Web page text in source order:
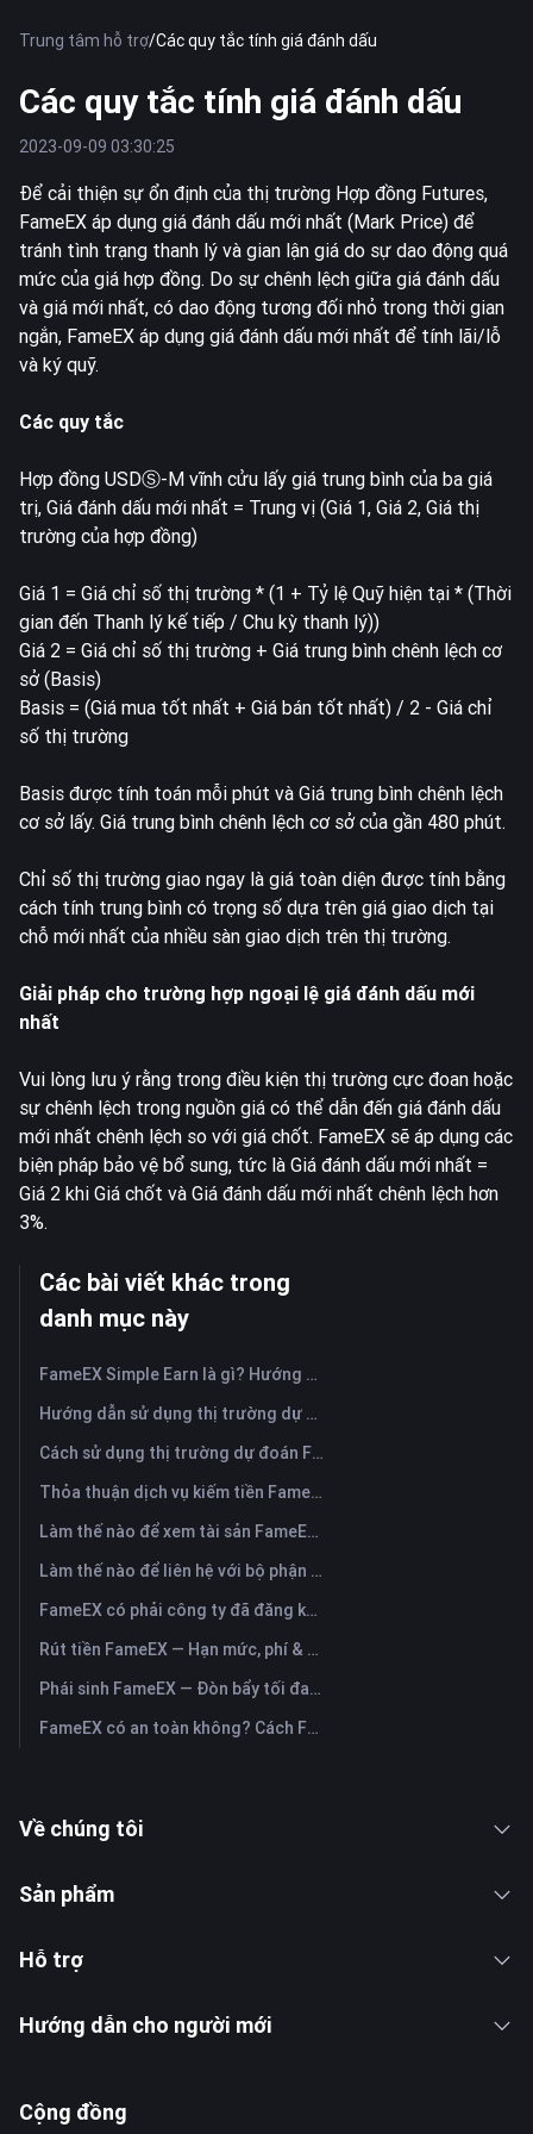
Trung tâm hỗ trợ/Các quy tắc tính giá đánh dấu
Các quy tắc tính giá đánh dấu
2023-09-09 03:30:25
Để cải thiện sự ổn định của thị trường Hợp đồng Futures,
FameEX áp dụng giá đánh dấu mới nhất (Mark Price) để
tránh tình trạng thanh lý và gian lận giá do sự dao động quá
mức của giá hợp đồng. Do sự chênh lệch giữa giá đánh dấu
và giá mới nhất, có dao động tương đối nhỏ trong thời gian
ngắn, FameEX áp dụng giá đánh dấu mới nhất để tính lãi/lỗ
và ký quỹ.
Các quy tắc
Hợp đồng USDⓈ-M vĩnh cửu lấy giá trung bình của ba giá
trị, Giá đánh dấu mới nhất = Trung vị (Giá 1, Giá 2, Giá thị
trường của hợp đồng)
Giá 1 = Giá chỉ số thị trường * (1 + Tỷ lệ Quỹ hiện tại * (Thời
gian đến Thanh lý kế tiếp / Chu kỳ thanh lý))
Giá 2 = Giá chỉ số thị trường + Giá trung bình chênh lệch cơ
sở (Basis)
Basis = (Giá mua tốt nhất + Giá bán tốt nhất) / 2 - Giá chỉ
số thị trường
Basis được tính toán mỗi phút và Giá trung bình chênh lệch
cơ sở lấy. Giá trung bình chênh lệch cơ sở của gần 480 phút.
Chỉ số thị trường giao ngay là giá toàn diện được tính bằng
cách tính trung bình có trọng số dựa trên giá giao dịch tại
chỗ mới nhất của nhiều sàn giao dịch trên thị trường.
Giải pháp cho trường hợp ngoại lệ giá đánh dấu mới
nhất
Vui lòng lưu ý rằng trong điều kiện thị trường cực đoan hoặc
sự chênh lệch trong nguồn giá có thể dẫn đến giá đánh dấu
mới nhất chênh lệch so với giá chốt. FameEX sẽ áp dụng các
biện pháp bảo vệ bổ sung, tức là Giá đánh dấu mới nhất =
Giá 2 khi Giá chốt và Giá đánh dấu mới nhất chênh lệch hơn
3%.
Các bài viết khác trong
danh mục này
FameEX Simple Earn là gì? Hướng dẫn về các sản phẩm linh hoạt và cố định
Hướng dẫn sử dụng thị trường dự đoán FameEX? (Ứng dụng)
Cách sử dụng thị trường dự đoán FameEX? (Trang web)
Thỏa thuận dịch vụ kiếm tiền FameEX
Làm thế nào để xem tài sản FameEX và chuyển tiền? (Ứng dụng)
Làm thế nào để liên hệ với bộ phận hỗ trợ khách hàng trực tuyến của FameEX?
FameEX có phải công ty đã đăng ký không? Pháp nhân vận hành & đăng ký
Rút tiền FameEX — Hạn mức, phí & thời gian
Phái sinh FameEX — Đòn bẩy tối đa, phí & vĩnh cửu USDⓈ-M
FameEX có an toàn không? Cách FameEX bảo vệ tài sản người dùng
Về chúng tôi
Sản phẩm
Hỗ trợ
Hướng dẫn cho người mới
Cộng đồng